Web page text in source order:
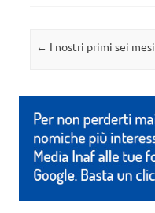
Navigazione articolo
← I nostri primi sei mesi